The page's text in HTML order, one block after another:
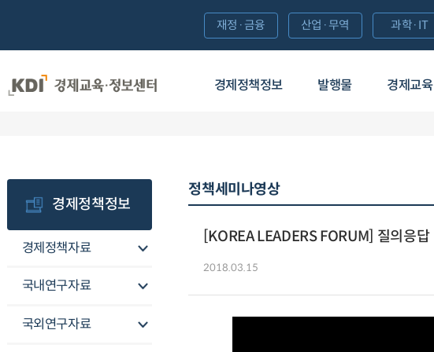
경제정책정보 발행물 경제교육
재정·금융 산업·무역 과학·IT
경제정책정보
경제정책자료
국내연구자료
국외연구자료
정책세미나영상
[KOREA LEADERS FORUM] 질의응답
2018.03.15